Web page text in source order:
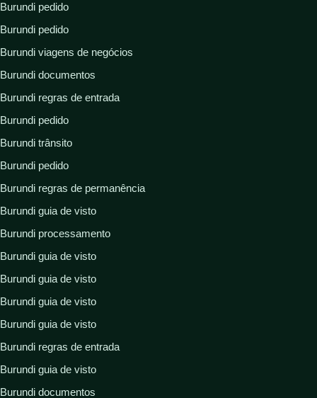
Burundi pedido
Burundi pedido
Burundi viagens de negócios
Burundi documentos
Burundi regras de entrada
Burundi pedido
Burundi trânsito
Burundi pedido
Burundi regras de permanência
Burundi guia de visto
Burundi processamento
Burundi guia de visto
Burundi guia de visto
Burundi guia de visto
Burundi guia de visto
Burundi regras de entrada
Burundi guia de visto
Burundi documentos